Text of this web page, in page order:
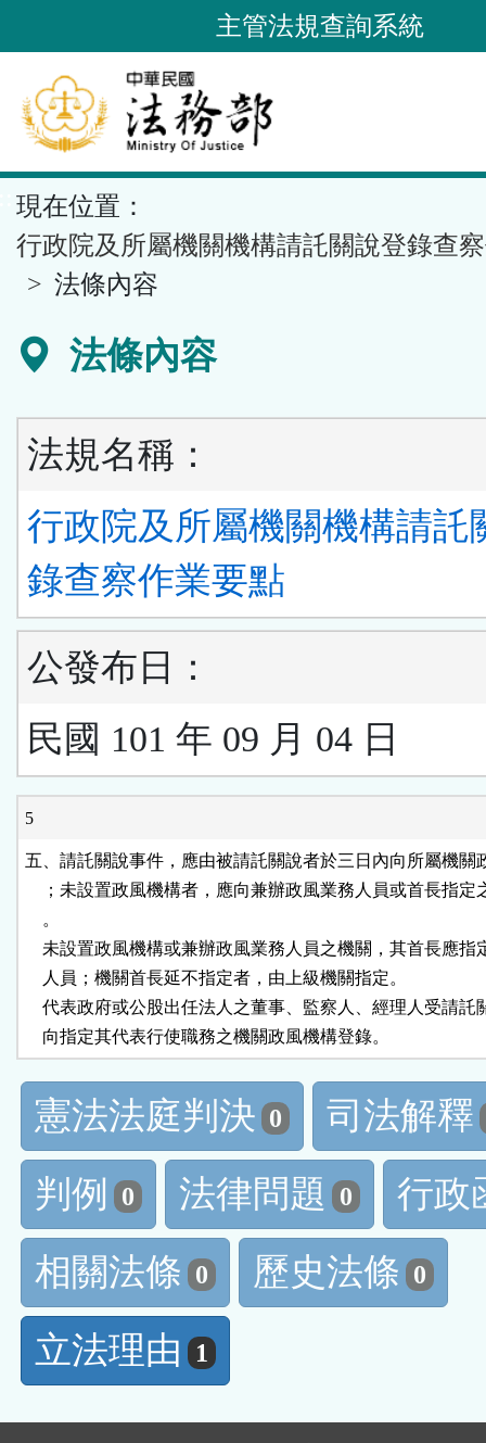
到
要
內
容
區
塊
主管法規查詢系統
現在位置：
行政院及所屬機關機構請託關說登錄查
法條內容
法條內容
法規名稱：
行政院及所屬機關機構請託
錄查察作業要點
公發布日：
民國 101 年 09 月 04 日
5
五、請託關說事件，應由被請託關說者於三日內向所屬機關
；未設置政風機構者，應向兼辦政風業務人員或首長指定
    。
未設置政風機構或兼辦政風業務人員之機關，其首長應指
    人員；機關首長延不指定者，由上級機關指定。
代表政府或公股出任法人之董事、監察人、經理人受請託
    向指定其代表行使職務之機關政風機構登錄。
憲法法庭判決 0
司法解釋
判例
0 法律問題 0
行政
相關法條 0 歷史法條 0
立法理由 1